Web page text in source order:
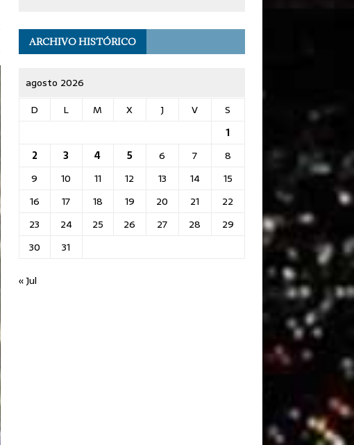
ARCHIVO HISTÓRICO
agosto 2026
D
L M X J V
S
1
2
3 4 5 6 7
8
9
10 11 12 13 14
15
16
17 18 19 20 21
22
23
24 25 26 27 28
29
30
31
« Jul